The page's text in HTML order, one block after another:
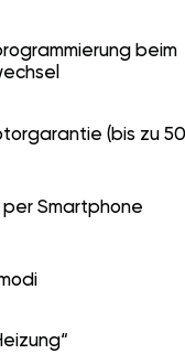
beim
(bis zu
Smartphone